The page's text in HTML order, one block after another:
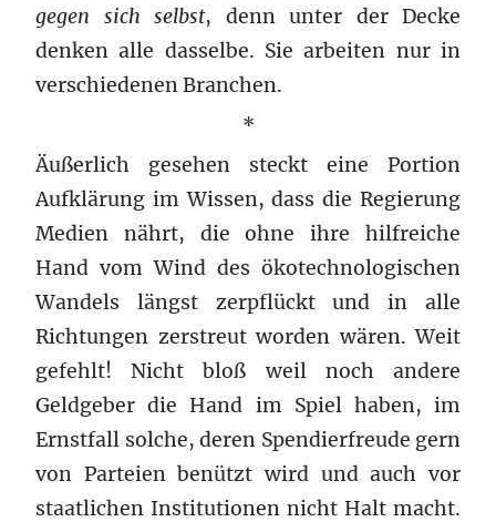
gegen sich selbst, denn unter der Decke
denken alle dasselbe. Sie arbeiten nur in
verschiedenen Branchen.
*
Äußerlich gesehen steckt eine Portion
Aufklärung im Wissen, dass die Regierung
Medien nährt, die ohne ihre hilfreiche
Hand vom Wind des ökotechnologischen
Wandels längst zerpflückt und in alle
Richtungen zerstreut worden wären. Weit
gefehlt! Nicht bloß weil noch andere
Geldgeber die Hand im Spiel haben, im
Ernstfall solche, deren Spendierfreude gern
von Parteien benützt wird und auch vor
staatlichen Institutionen nicht Halt macht.